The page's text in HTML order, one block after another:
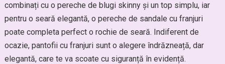
combinați cu o pereche de blugi skinny și un top simplu, iar
pentru o seară elegantă, o pereche de sandale cu franjuri
poate completa perfect o rochie de seară. Indiferent de
ocazie, pantofii cu franjuri sunt o alegere îndrăzneață, dar
elegantă, care te va scoate cu siguranță în evidență.